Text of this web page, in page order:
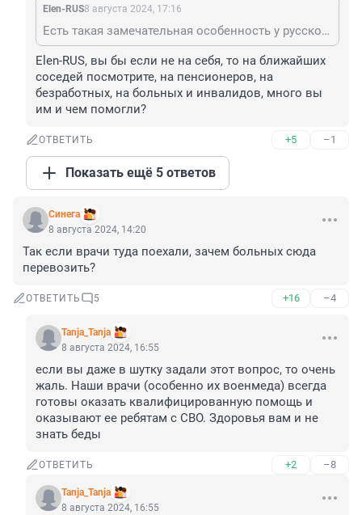
Elen-RUS8 августа 2024, 17:16
Есть такая замечательная особенность у русского народа – помогать нуждающемуся, тому, кто попал в беду. Так вот, Курск и Мариуполь, как раз ждут этой помощи. Может быть Вы забыли, но сейчас СВО идет.
Elen-RUS, вы бы если не на себя, то на ближайших
соседей посмотрите, на пенсионеров, на
безработных, на больных и инвалидов, много вы
им и чем помогли?
ОТВЕТИТЬ +5 –1
Показать ещё 5 ответов
Синега
8 августа 2024, 14:20
Так если врачи туда поехали, зачем больных сюда
перевозить?
ОТВЕТИТЬ 5 +16 –4
Tanja_Tanja
8 августа 2024, 16:55
если вы даже в шутку задали этот вопрос, то очень
жаль. Наши врачи (особенно их военмеда) всегда
готовы оказать квалифицированную помощь и
оказывают ее ребятам с СВО. Здоровья вам и не
знать беды
ОТВЕТИТЬ +2 –8
Tanja_Tanja
8 августа 2024, 16:55